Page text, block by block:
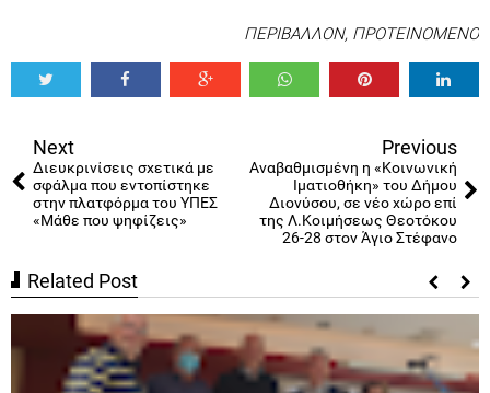
ΠΕΡΙΒΑΛΛΟΝ, ΠΡΟΤΕΙΝΟΜΕΝΟ
Next
Διευκρινίσεις σχετικά με
σφάλμα που εντοπίστηκε
στην πλατφόρμα του ΥΠΕΣ
«Μάθε που ψηφίζεις»
Previous
Αναβαθμισμένη η «Κοινωνική
Ιματιοθήκη» του Δήμου
Διονύσου, σε νέο χώρο επί
της Λ.Κοιμήσεως Θεοτόκου
26-28 στον Άγιο Στέφανο
Related Post